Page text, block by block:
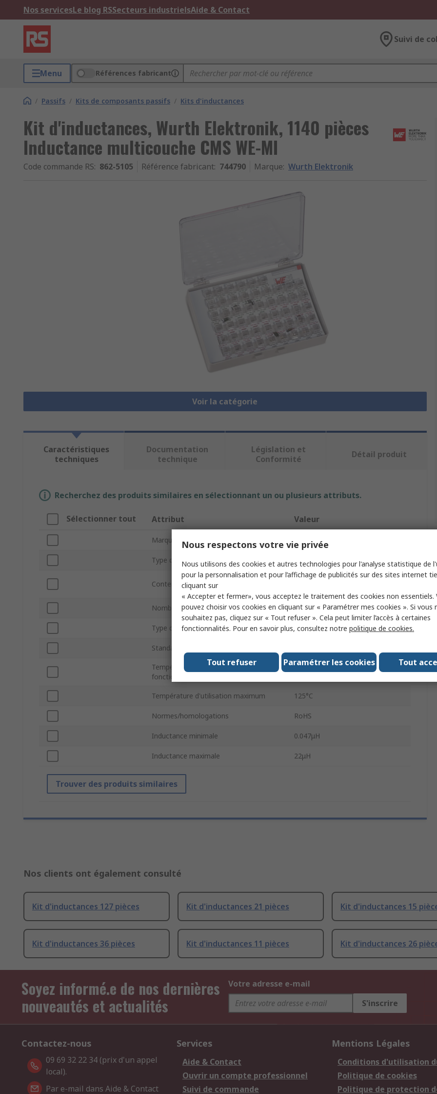
Nos servicesLe blog RSSecteurs industrielsAide & Contact
Suivi de
Menu Références fabricant
/ Passifs / Kits de composants passifs / Kits d'inductances
Kit d'inductances, Wurth Elektronik, 1140 pièces
Inductance multicouche CMS WE-MI
Code commande RS: 862-5105 Référence fabricant: 744790 Marque: Wurth Elektronik
Voir la catégorie
Caractéristiques
techniques
Documentation
technique
Législation et
Conformité
Détail produit
Recherchez des produits similaires en sélectionnant un ou plusieurs attributs.
Sélectionner tout Attribut Valeur
Marque Wurth Elektronik
Type de produit Kit d'inductances
Contenu du kit
Inductance multicouche CMS WE-
Nombre de pièces 1140
Type de montage En surface
Standard automobile
Température minimum de
fonctionnement
-55°C
Température d'utilisation maximum 125°C
Normes/homologations RoHS
Inductance minimale 0.047μH
Inductance maximale 22μH
Trouver des produits similaires
Nos clients ont également consulté
Kit d'inductances 127 pièces Kit d'inductances 21 pièces Kit d'inductances 15
Kit d'inductances 36 pièces Kit d'inductances 11 pièces Kit d'inductances 26
Soyez informé.e de nos dernières
nouveautés et actualités
Votre adresse e-mail
S'inscrire
Contactez-nous
09 69 32 22 34 (prix d'un appel
local).
Par e-mail dans Aide & Contact
Services
Aide & Contact
Ouvrir un compte professionnel
Suivi de commande
Mentions Légales
Conditions d'utilisation
Politique de cookies
Politique de protection
Nous respectons votre vie privée
Nous utilisons des cookies et autres technologies pour l'analyse statistique de
pour la personnalisation et pour l’affichage de publicités sur des sites internet
cliquant sur
« Accepter et fermer», vous acceptez le traitement des cookies non essentiels.
pouvez choisir vos cookies en cliquant sur « Paramétrer mes cookies ». Si vous
souhaitez pas, cliquez sur « Tout refuser ». Cela peut limiter l’accès à certaines
fonctionnalités. Pour en savoir plus, consultez notre politique de cookies.
Tout
Paramétrer les cookies
Tout refuser